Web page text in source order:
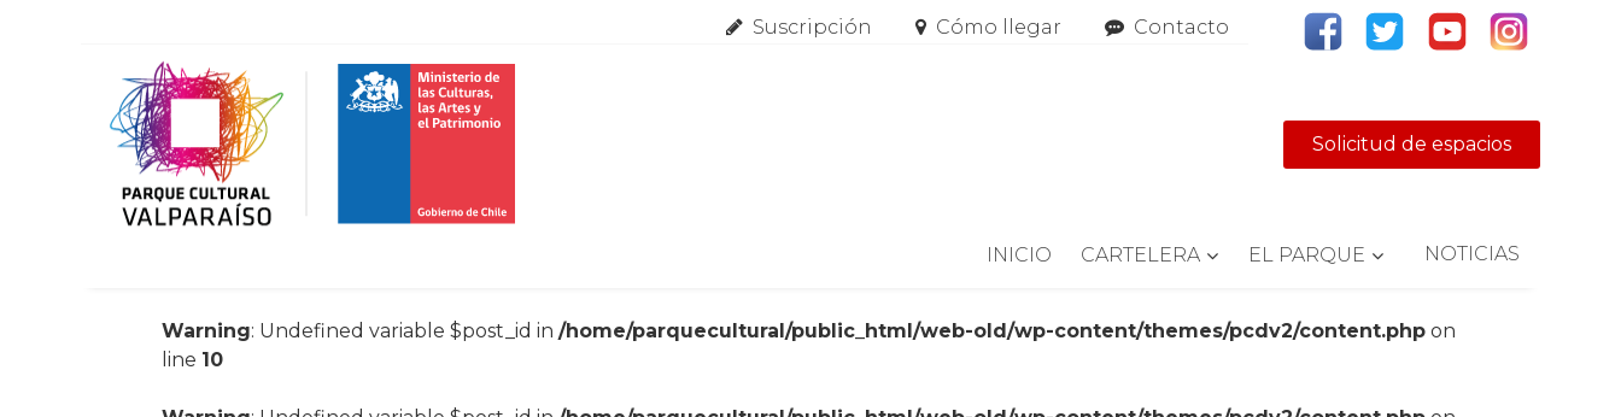
Suscripción Cómo llegar Contacto
Solicitud de espacios
INICIO CARTELERA EL PARQUE NOTICIAS
Warning: Undefined variable $post_id in/home/parquecultural/public_html/web-old/wp-content/themes/pcdv2/content.php on
line 10